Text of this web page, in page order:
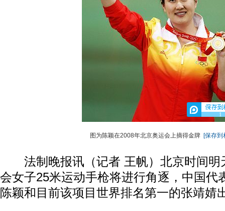
1
图为陈颖在2008年北京奥运会上摘得金牌 [保存到
法制晚报讯（记者 王帆）北京时间明
会女子25米运动手枪将进行角逐，中国代
陈颖和目前该项目世界排名第一的张靖婧